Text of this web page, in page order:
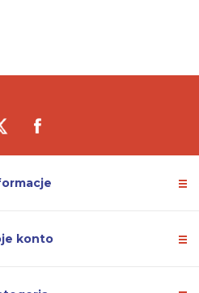
konto